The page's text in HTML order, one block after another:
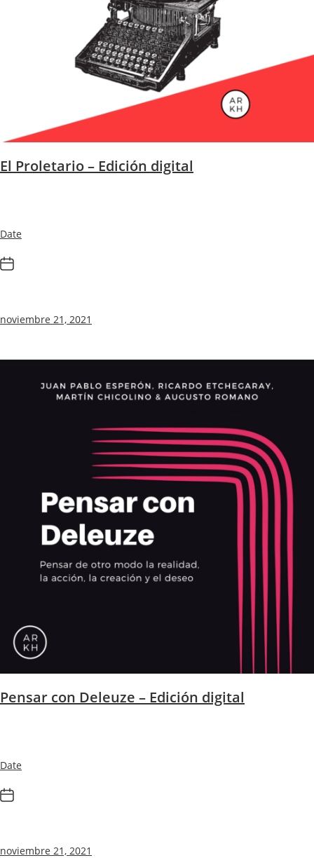
El Proletario – Edición digital
Date
noviembre 21, 2021
Pensar con Deleuze – Edición digital
Date
noviembre 21, 2021